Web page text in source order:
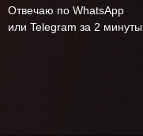
Отвечаю по WhatsApp
или Telegram за 2 минуты